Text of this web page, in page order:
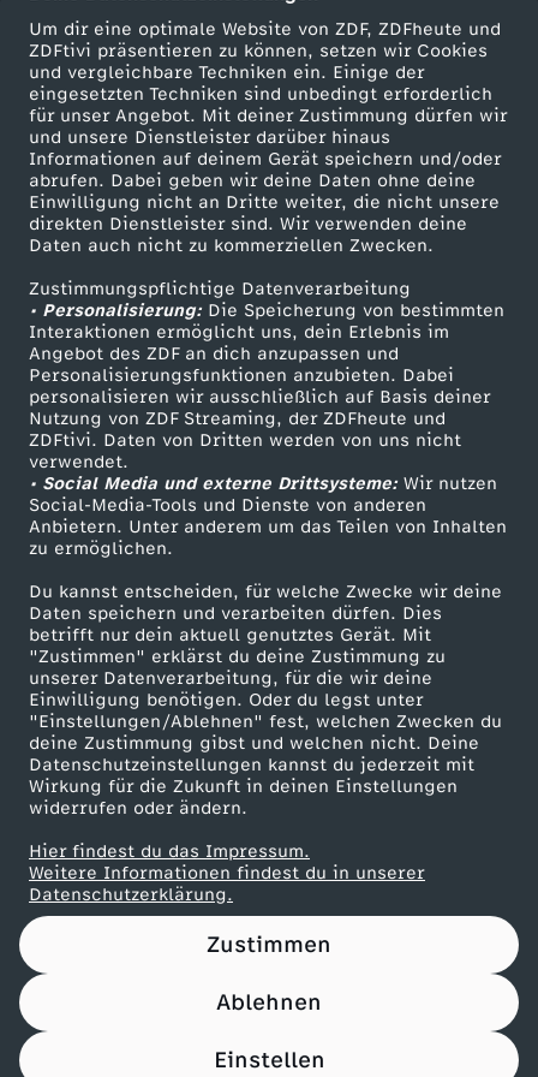
Um dir eine optimale Website von ZDF, ZDFheute und
ZDFtivi präsentieren zu können, setzen wir Cookies
und vergleichbare Techniken ein. Einige der
eingesetzten Techniken sind unbedingt erforderlich
für unser Angebot. Mit deiner Zustimmung dürfen wir
und unsere Dienstleister darüber hinaus
Informationen auf deinem Gerät speichern und/oder
abrufen. Dabei geben wir deine Daten ohne deine
Einwilligung nicht an Dritte weiter, die nicht unsere
direkten Dienstleister sind. Wir verwenden deine
Daten auch nicht zu kommerziellen Zwecken.
Zustimmungspflichtige Datenverarbeitung
• Personalisierung:Die Speicherung von bestimmten
Interaktionen ermöglicht uns, dein Erlebnis im
Angebot des ZDF an dich anzupassen und
Personalisierungsfunktionen anzubieten. Dabei
personalisieren wir ausschließlich auf Basis deiner
Nutzung von ZDF Streaming, der ZDFheute und
ZDFtivi. Daten von Dritten werden von uns nicht
verwendet.
• Social Media und externe Drittsysteme:Wir nutzen
Social-Media-Tools und Dienste von anderen
Anbietern. Unter anderem um das Teilen von Inhalten
zu ermöglichen.
Du kannst entscheiden, für welche Zwecke wir deine
Daten speichern und verarbeiten dürfen. Dies
betrifft nur dein aktuell genutztes Gerät. Mit
"Zustimmen" erklärst du deine Zustimmung zu
unserer Datenverarbeitung, für die wir deine
Einwilligung benötigen. Oder du legst unter
"Einstellungen/Ablehnen" fest, welchen Zwecken du
deine Zustimmung gibst und welchen nicht. Deine
Datenschutzeinstellungen kannst du jederzeit mit
Wirkung für die Zukunft in deinen Einstellungen
widerrufen oder ändern.
Hier findest du das Impressum.
Weitere Informationen findest du in unserer
Datenschutzerklärung.
Zustimmen
Ablehnen
Einstellen
Wechseln zu: ZDFheute
Filtern
Mehr ZDF
ZDF-Apps
Smart TV
ZDFtext
Livestreams
Sendungen A-Z
TV-Programm
Service
ZDFmitreden
Kontakt zum ZDF
Tickets
Zuschauerservice
Hilfe
ZDF Unternehmen
Karriere
ZDF goes Schule
Werbefernsehen
Mainzelmännchen
Partner
Nutzungsbedingungen
Impressum